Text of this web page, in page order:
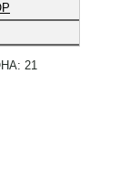
21